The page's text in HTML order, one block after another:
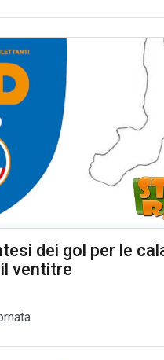
dei gol per le
ventitre